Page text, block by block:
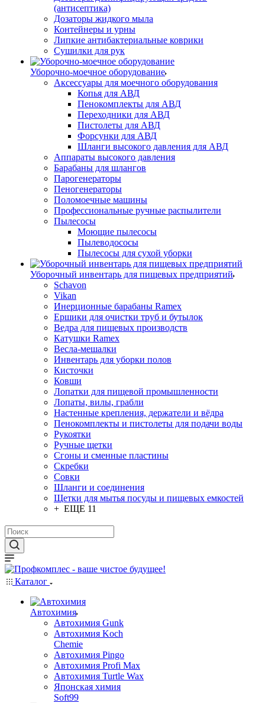
(антисептика)
Дозаторы жидкого мыла
Контейнеры и урны
Липкие антибактериальные коврики
Сушилки для рук
Уборочно-моечное оборудование
Аксессуары для моечного оборудования
Копья для АВД
Пенокомплекты для АВД
Переходники для АВД
Пистолеты для АВД
Форсунки для АВД
Шланги высокого давления для АВД
Аппараты высокого давления
Барабаны для шлангов
Парогенераторы
Пеногенераторы
Поломоечные машины
Профессиональные ручные распылители
Пылесосы
Моющие пылесосы
Пылеводососы
Пылесосы для сухой уборки
Уборочный инвентарь для пищевых предприятий
Schavon
Vikan
Инерционные барабаны Ramex
Ершики для очистки труб и бутылок
Ведра для пищевых производств
Катушки Ramex
Весла-мешалки
Инвентарь для уборки полов
Кисточки
Ковши
Лопатки для пищевой промышленности
Лопаты, вилы, грабли
Настенные крепления, держатели и вёдра
Пенокомплекты и пистолеты для подачи воды
Рукоятки
Ручные щетки
Сгоны и сменные пластины
Скребки
Совки
Шланги и соединения
Щетки для мытья посуды и пищевых емкостей
+ ЕЩЕ 11
Каталог
Автохимия
Автохимия Gunk
Автохимия Koch
Chemie
Автохимия Pingo
Автохимия Profi Max
Автохимия Turtle Wax
Японская химия
Soft99